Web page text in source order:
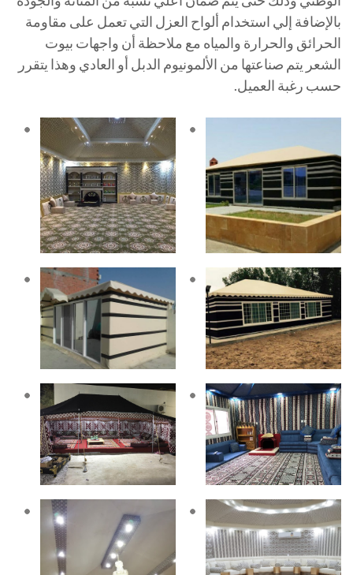
بالإضافة إلي استخدام ألواح العزل التي تعمل على مقاومة
الحرائق والحرارة والمياه مع ملاحظة أن واجهات بيوت
الشعر يتم صناعتها من الألمونيوم الدبل أو العادي وهذا يتقرر
حسب رغبة العميل.